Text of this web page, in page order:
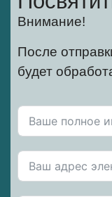
Внимание!
После
будет